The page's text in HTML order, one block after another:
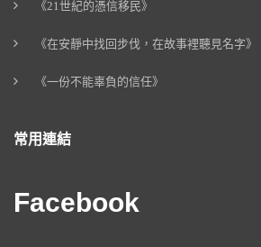
《21世紀的憑信移民》
《在安靜中找回步伐，在故事裡聽見名字》
《一份不能辜負的信任》
常用連結
Facebook